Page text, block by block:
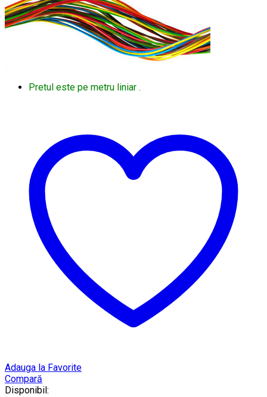
Pretul este pe metru liniar .
Adauga la Favorite
Compară
Disponibil: